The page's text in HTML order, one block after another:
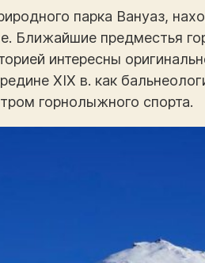
парка Вануаз,
предместья
интересны
XIX в. как
горнолыжного спорта.